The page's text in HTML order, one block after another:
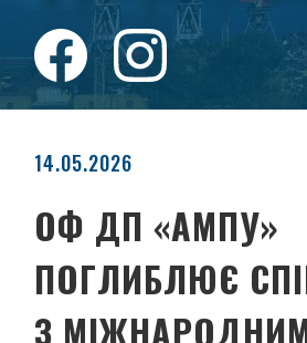
14.05.2026
ОФ ДП «АМПУ»
ПОГЛИБЛЮЄ
З